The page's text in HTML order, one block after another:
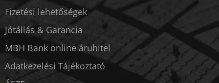
Fizetési lehetőségek
Jótállás & Garancia
MBH Bank online áruhitel
Adatkezelési Tájékoztató